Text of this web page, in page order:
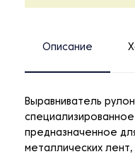
Описание
Выравниватель
предназначенное
металлических